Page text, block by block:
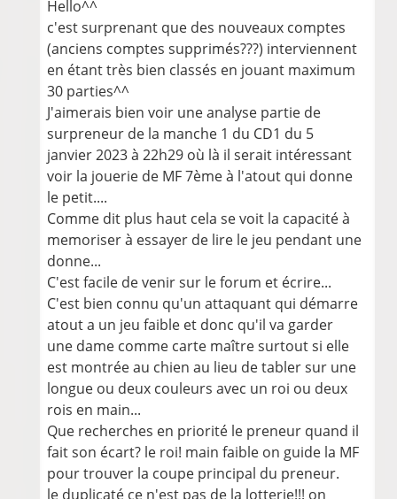
Hello^^
c'est surprenant que des nouveaux comptes
(anciens comptes supprimés???) interviennent
en étant très bien classés en jouant maximum
30 parties^^
J'aimerais bien voir une analyse partie de
surpreneur de la manche 1 du CD1 du 5
janvier 2023 à 22h29 où là il serait intéressant
voir la jouerie de MF 7ème à l'atout qui donne
le petit....
Comme dit plus haut cela se voit la capacité à
memoriser à essayer de lire le jeu pendant une
donne...
C'est facile de venir sur le forum et écrire...
C'est bien connu qu'un attaquant qui démarre
atout a un jeu faible et donc qu'il va garder
une dame comme carte maître surtout si elle
est montrée au chien au lieu de tabler sur une
longue ou deux couleurs avec un roi ou deux
rois en main...
Que recherches en priorité le preneur quand il
fait son écart? le roi! main faible on guide la MF
pour trouver la coupe principal du preneur.
le duplicaté ce n'est pas de la lotterie!!! on